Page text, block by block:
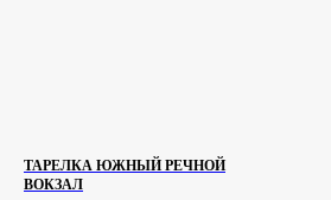
ТАРЕЛКА ЮЖНЫЙ РЕЧНОЙ
ВОКЗАЛ